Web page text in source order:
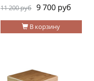
В корзину
11 200 руб 9 700 руб